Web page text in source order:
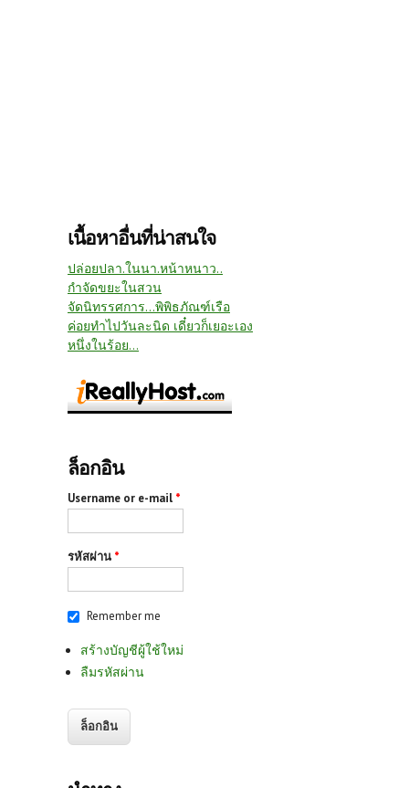
เนื้อหาอื่นที่น่าสนใจ
ปล่อยปลา.ในนา.หน้าหนาว..
กำจัดขยะในสวน
จัดนิทรรศการ...พิพิธภัณฑ์เรือ
ค่อยทำไปวันละนิด เดี๋ยวก็เยอะเอง
หนึ่งในร้อย...
ล็อกอิน
Username or e-mail *
รหัสผ่าน *
Remember me
สร้างบัญชีผู้ใช้ใหม่
ลืมรหัสผ่าน